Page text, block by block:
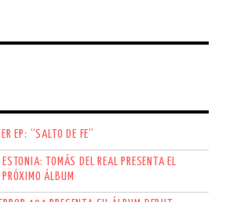
EP: “SALTO DE FE”
TOMÁS DEL REAL PRESENTA EL
ÁLBUM